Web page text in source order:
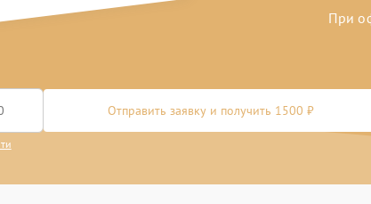
При
Отправить заявку и получить 1500 ₽